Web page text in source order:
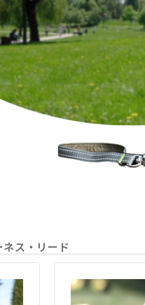
ス・リード